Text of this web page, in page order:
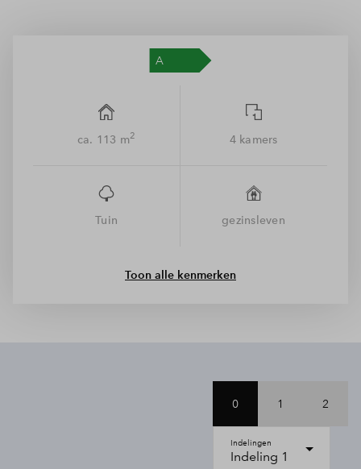
tussenwoningen liggen verspreid over de 2 fasedelen en er
zijn qua gevelkleurstelling in 2 varianten in het aanbod.
ca. 113 m2 4 kamers
Tuin gezinsleven
Toon alle kenmerken
0 1 2
Indelingen
Indeling 1